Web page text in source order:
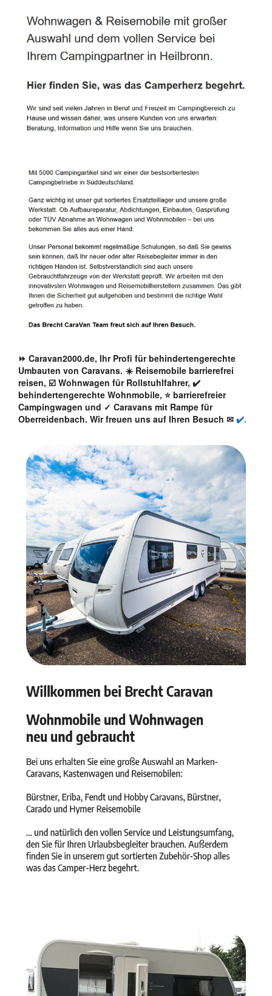
⏩ Caravan2000.de, Ihr Profi für behindertengerechte
Umbauten von Caravans. ☀️ Reisemobile barrierefrei
reisen, ☑️ Wohnwagen für Rollstuhlfahrer, ✔️
behindertengerechte Wohnmobile, ⭐ barrierefreier
Campingwagen und ✓ Caravans mit Rampe für
Oberreidenbach. Wir freuen uns auf Ihren Besuch ✉ ✔️.